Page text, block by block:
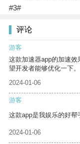
#3#
评论
游客
这款加速器app的加速
望开发者能够优化一下。
2024-01-06
游客
这款app是我娱乐的好帮
2024-01-06